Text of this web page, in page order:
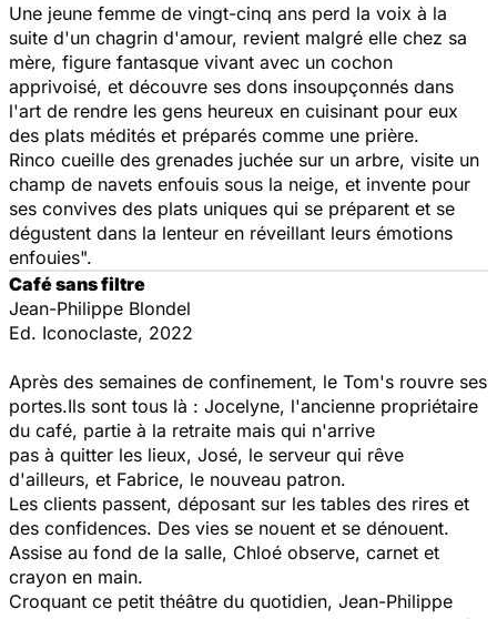
Une jeune femme de vingt-cinq ans perd la voix à la
suite d'un chagrin d'amour, revient malgré elle chez sa
mère, figure fantasque vivant avec un cochon
apprivoisé, et découvre ses dons insoupçonnés dans
l'art de rendre les gens heureux en cuisinant pour eux
des plats médités et préparés comme une prière.
Rinco cueille des grenades juchée sur un arbre, visite un
champ de navets enfouis sous la neige, et invente pour
ses convives des plats uniques qui se préparent et se
dégustent dans la lenteur en réveillant leurs émotions
enfouies".
Café sans filtre
Jean-Philippe Blondel
Ed. Iconoclaste, 2022
Après des semaines de confinement, le Tom's rouvre ses
portes.Ils sont tous là : Jocelyne, l'ancienne propriétaire
du café, partie à la retraite mais qui n'arrive
pas à quitter les lieux, José, le serveur qui rêve
d'ailleurs, et Fabrice, le nouveau patron.
Les clients passent, déposant sur les tables des rires et
des confidences. Des vies se nouent et se dénouent.
Assise au fond de la salle, Chloé observe, carnet et
crayon en main.
Croquant ce petit théâtre du quotidien, Jean-Philippe